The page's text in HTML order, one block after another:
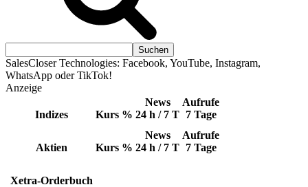
SalesCloser Technologies: Facebook, YouTube, Instagram,
WhatsApp oder TikTok!
Anzeige
Indizes Kurs %
News
24 h / 7 T
Aufrufe
7 Tage
Aktien Kurs %
News
24 h / 7 T
Aufrufe
7 Tage
Xetra-Orderbuch